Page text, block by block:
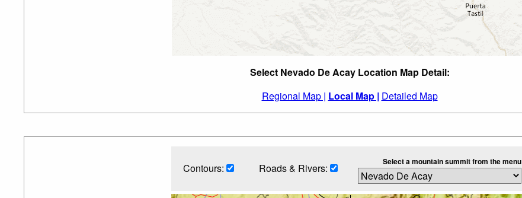
Select Nevado De Acay Location Map Detail:
Regional Map | Local Map | Detailed Map
Contours: Roads & Rivers: Select a mountain summit from the menu